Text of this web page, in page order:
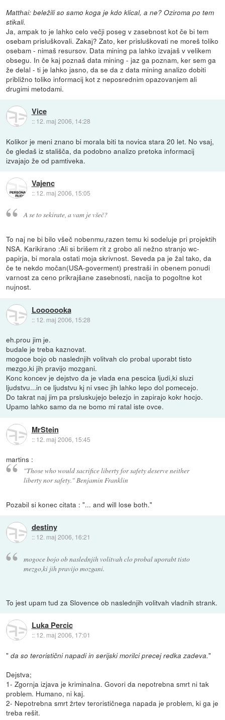
Matthai: beležili so samo koga je kdo klical, a ne? Oziroma po tem
stikali.
Ja, ampak to je lahko celo večji poseg v zasebnost kot če bi tem
osebam prisluškovali. Zakaj? Zato, ker prisluškovati ne moreš toliko
osebam - nimaš resursov. Data mining pa lahko izvajaš v velikem
obsegu. In če kaj poznaš data mining - jaz ga poznam, ker sem ga
že delal - ti je lahko jasno, da se da z data mining analizo dobiti
približno toliko informacij kot z neposrednim opazovanjem ali
drugimi metodami.
Vice
:: 12. maj 2006, 14:28
Kolikor je meni znano bi morala biti ta novica stara 20 let. No vsaj,
če gledaš iz stališča, da podobno analizo pretoka informacij
izvajajo že od pamtiveka.
Vajenc
:: 12. maj 2006, 15:05
A se to sekirate, a vam je všeč?
To naj ne bi bilo všeč nobenmu,razen temu ki sodeluje pri projektih
NSA. Karikirano :Ali si brišem rit z grobo ali nežno stranjo wc-
papirja, bi morala ostati moja skrivnost. Seveda pa je žal tako, da
če te nekdo močan(USA-goverment) prestraši in obenem ponudi
varnost za ceno prikrajšane zasebnosti, nacija to pogoltne kot
nujnost.
Looooooka
:: 12. maj 2006, 15:28
eh.prou jim je.
budale je treba kaznovat.
mogoce bojo ob naslednjih volitvah clo probal uporabt tisto
mezgo,ki jih pravijo mozgani.
Konc koncev je dejstvo da je vlada ena pescica ljudi,ki sluzi
ljudstvu...in ce ljudstvu kj ni vsec jih lahko lepo dol pomecejo.
Do takrat naj jim pa prsluskujejo belezjo in zapirajo kokr hocjo.
Upamo lahko samo da ne bomo mi ratal iste ovce.
MrStein
:: 12. maj 2006, 15:45
martins :
"Those who would sacrifice liberty for safety deserve neither
liberty nor safety." Benjamin Franklin
Pozabil si konec citata : "... and will lose both."
destiny
:: 12. maj 2006, 16:21
mogoce bojo ob naslednjih volitvah clo probal uporabt tisto
mezgo,ki jih pravijo mozgani.
To jest upam tud za Slovence ob naslednjih volitvah vladnih strank.
Luka Percic
:: 12. maj 2006, 17:01
" da so teroristični napadi in serijski morilci precej redka zadeva."
Dejstva;
1- Zgornja izjava je kriminalna. Govori da nepotrebna smrt ni tak
problem. Humano, ni kaj.
2- Nepotrebna smrt žrtev terorističnega napada je problem, ki ga je
treba rešit.